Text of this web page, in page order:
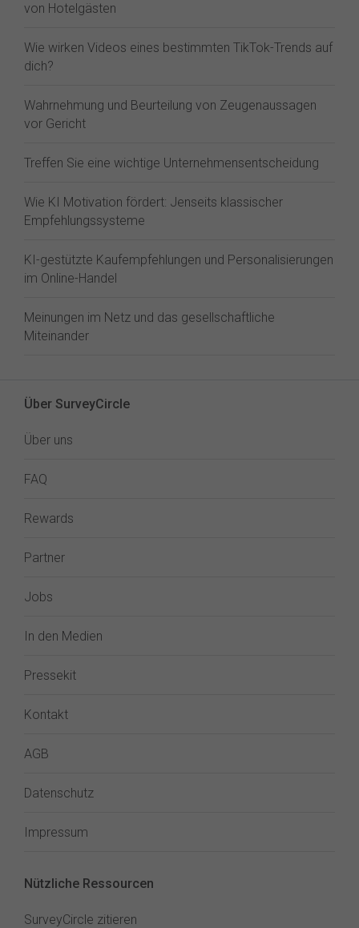
von Hotelgästen
Wie wirken Videos eines bestimmten TikTok-Trends auf
dich?
Wahrnehmung und Beurteilung von Zeugenaussagen
vor Gericht
Treffen Sie eine wichtige Unternehmensentscheidung
Wie KI Motivation fördert: Jenseits klassischer
Empfehlungssysteme
KI-gestützte Kaufempfehlungen und Personalisierungen
im Online-Handel
Meinungen im Netz und das gesellschaftliche
Miteinander
Über SurveyCircle
Über uns
FAQ
Rewards
Partner
Jobs
In den Medien
Pressekit
Kontakt
AGB
Datenschutz
Impressum
Nützliche Ressourcen
SurveyCircle zitieren